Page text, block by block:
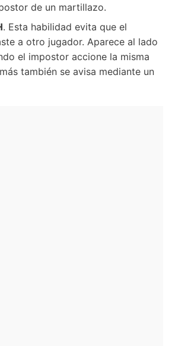
de un martillazo.
. Esta habilidad evita que el
a otro jugador. Aparece al lado
el impostor accione la misma
también se avisa mediante un